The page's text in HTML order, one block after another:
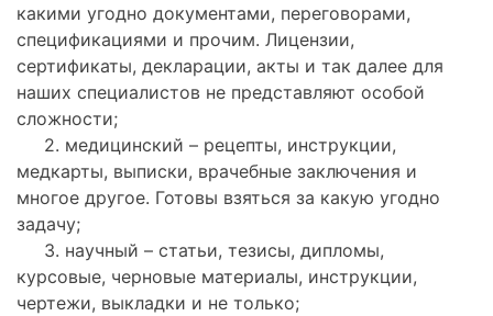
какими угодно документами, переговорами,
спецификациями и прочим. Лицензии,
сертификаты, декларации, акты и так далее для
наших специалистов не представляют особой
сложности;
2. медицинский – рецепты, инструкции,
медкарты, выписки, врачебные заключения и
многое другое. Готовы взяться за какую угодно
задачу;
3. научный – статьи, тезисы, дипломы,
курсовые, черновые материалы, инструкции,
чертежи, выкладки и не только;